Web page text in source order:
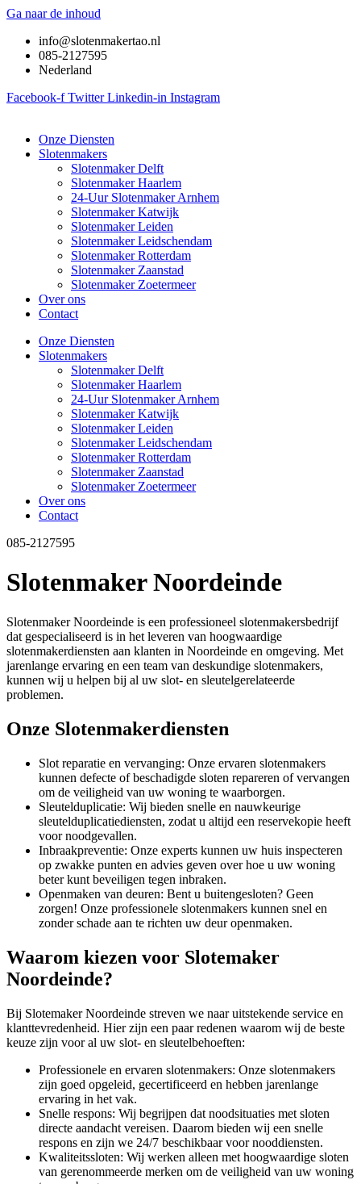
Ga naar de inhoud
info@slotenmakertao.nl
085-2127595
Nederland
Facebook-f Twitter Linkedin-in Instagram
Onze Diensten
Slotenmakers
Slotenmaker Delft
Slotenmaker Haarlem
24-Uur Slotenmaker Arnhem
Slotenmaker Katwijk
Slotenmaker Leiden
Slotenmaker Leidschendam
Slotenmaker Rotterdam
Slotenmaker Zaanstad
Slotenmaker Zoetermeer
Over ons
Contact
Onze Diensten
Slotenmakers
Slotenmaker Delft
Slotenmaker Haarlem
24-Uur Slotenmaker Arnhem
Slotenmaker Katwijk
Slotenmaker Leiden
Slotenmaker Leidschendam
Slotenmaker Rotterdam
Slotenmaker Zaanstad
Slotenmaker Zoetermeer
Over ons
Contact
085-2127595
Slotenmaker Noordeinde
Slotenmaker Noordeinde is een professioneel slotenmakersbedrijf
dat gespecialiseerd is in het leveren van hoogwaardige
slotenmakerdiensten aan klanten in Noordeinde en omgeving. Met
jarenlange ervaring en een team van deskundige slotenmakers,
kunnen wij u helpen bij al uw slot- en sleutelgerelateerde
problemen.
Onze Slotenmakerdiensten
Slot reparatie en vervanging: Onze ervaren slotenmakers
kunnen defecte of beschadigde sloten repareren of vervangen
om de veiligheid van uw woning te waarborgen.
Sleutelduplicatie: Wij bieden snelle en nauwkeurige
sleutelduplicatiediensten, zodat u altijd een reservekopie heeft
voor noodgevallen.
Inbraakpreventie: Onze experts kunnen uw huis inspecteren
op zwakke punten en advies geven over hoe u uw woning
beter kunt beveiligen tegen inbraken.
Openmaken van deuren: Bent u buitengesloten? Geen
zorgen! Onze professionele slotenmakers kunnen snel en
zonder schade aan te richten uw deur openmaken.
Waarom kiezen voor Slotemaker
Noordeinde?
Bij Slotemaker Noordeinde streven we naar uitstekende service en
klanttevredenheid. Hier zijn een paar redenen waarom wij de beste
keuze zijn voor al uw slot- en sleutelbehoeften:
Professionele en ervaren slotenmakers: Onze slotenmakers
zijn goed opgeleid, gecertificeerd en hebben jarenlange
ervaring in het vak.
Snelle respons: Wij begrijpen dat noodsituaties met sloten
directe aandacht vereisen. Daarom bieden wij een snelle
respons en zijn we 24/7 beschikbaar voor nooddiensten.
Kwaliteitssloten: Wij werken alleen met hoogwaardige sloten
van gerenommeerde merken om de veiligheid van uw woning